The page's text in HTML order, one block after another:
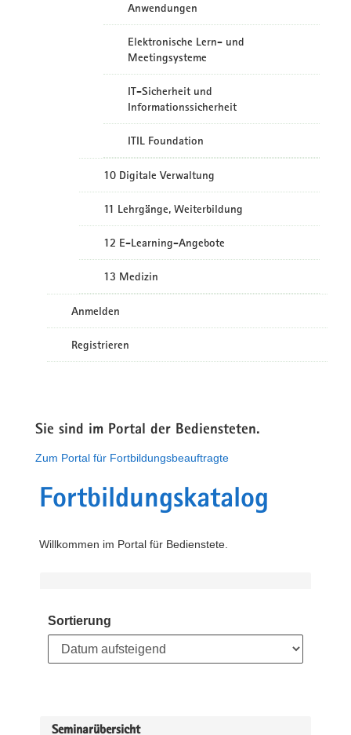
Anwendungen
Elektronische Lern- und
Meetingsysteme
IT-Sicherheit und
Informationssicherheit
ITIL Foundation
10 Digitale Verwaltung
11 Lehrgänge, Weiterbildung
12 E-Learning-Angebote
13 Medizin
Anmelden
Registrieren
Sie sind im Portal der Bediensteten.
Zum Portal für Fortbildungsbeauftragte
Fortbildungskatalog
Willkommen im Portal für Bedienstete.
Sortierung
Seminarübersicht